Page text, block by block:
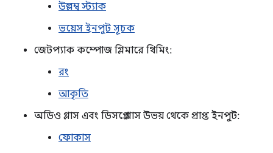
উল্লম্ব স্ট্যাক
ভয়েস ইনপুট সূচক
জেটপ্যাক কম্পোজ গ্লিমারে থিমিং:
রং
আকৃতি
অডিও গ্লাস এবং ডিসপ্লে গ্লাস উভয় থেকে প্রাপ্ত ইনপুট:
ফোকাস